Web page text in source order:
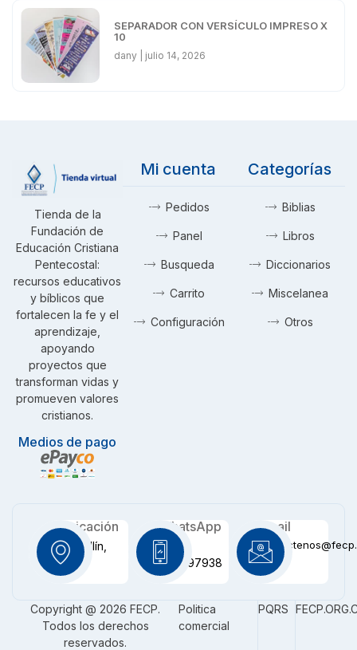
SEPARADOR CON VERSÍCULO IMPRESO X
10
dany julio 14, 2026
Tienda de la
Fundación de
Educación Cristiana
Pentecostal:
recursos educativos
y bíblicos que
fortalecen la fe y el
aprendizaje,
apoyando
proyectos que
transforman vidas y
promueven valores
cristianos.
Medios de pago
Mi cuenta
Pedidos
Panel
Busqueda
Carrito
Configuración
Categorías
Biblias
Libros
Diccionarios
Miscelanea
Otros
Ubicación
Medellín,
CO
WhatsApp
+57
3116097938
Email
Copyright @ 2026 FECP.
Todos los derechos
reservados.
Politica
comercial
PQRS